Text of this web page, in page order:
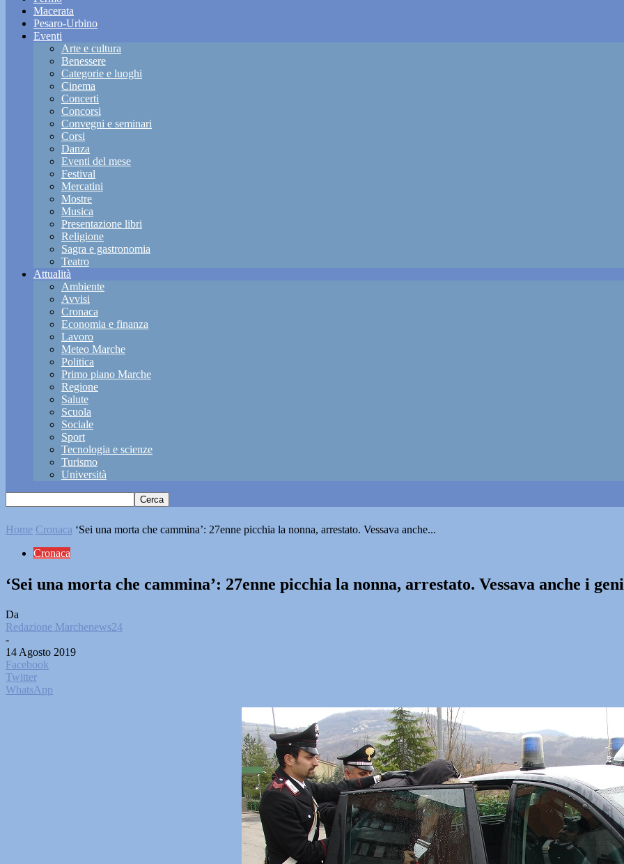
Macerata
Pesaro-Urbino
Eventi
Arte e cultura
Benessere
Categorie e luoghi
Cinema
Concerti
Concorsi
Convegni e seminari
Corsi
Danza
Eventi del mese
Festival
Mercatini
Mostre
Musica
Presentazione libri
Religione
Sagra e gastronomia
Teatro
Attualità
Ambiente
Avvisi
Cronaca
Economia e finanza
Lavoro
Meteo Marche
Politica
Primo piano Marche
Regione
Salute
Scuola
Sociale
Sport
Tecnologia e scienze
Turismo
Università
Home Cronaca ‘Sei una morta che cammina’: 27enne picchia la nonna, arrestato. Vessava anche...
Cronaca
‘Sei una morta che cammina’: 27enne picchia la nonna, arrestato. Vessava anche i
Da
Redazione Marchenews24
-
14 Agosto 2019
Facebook
Twitter
WhatsApp